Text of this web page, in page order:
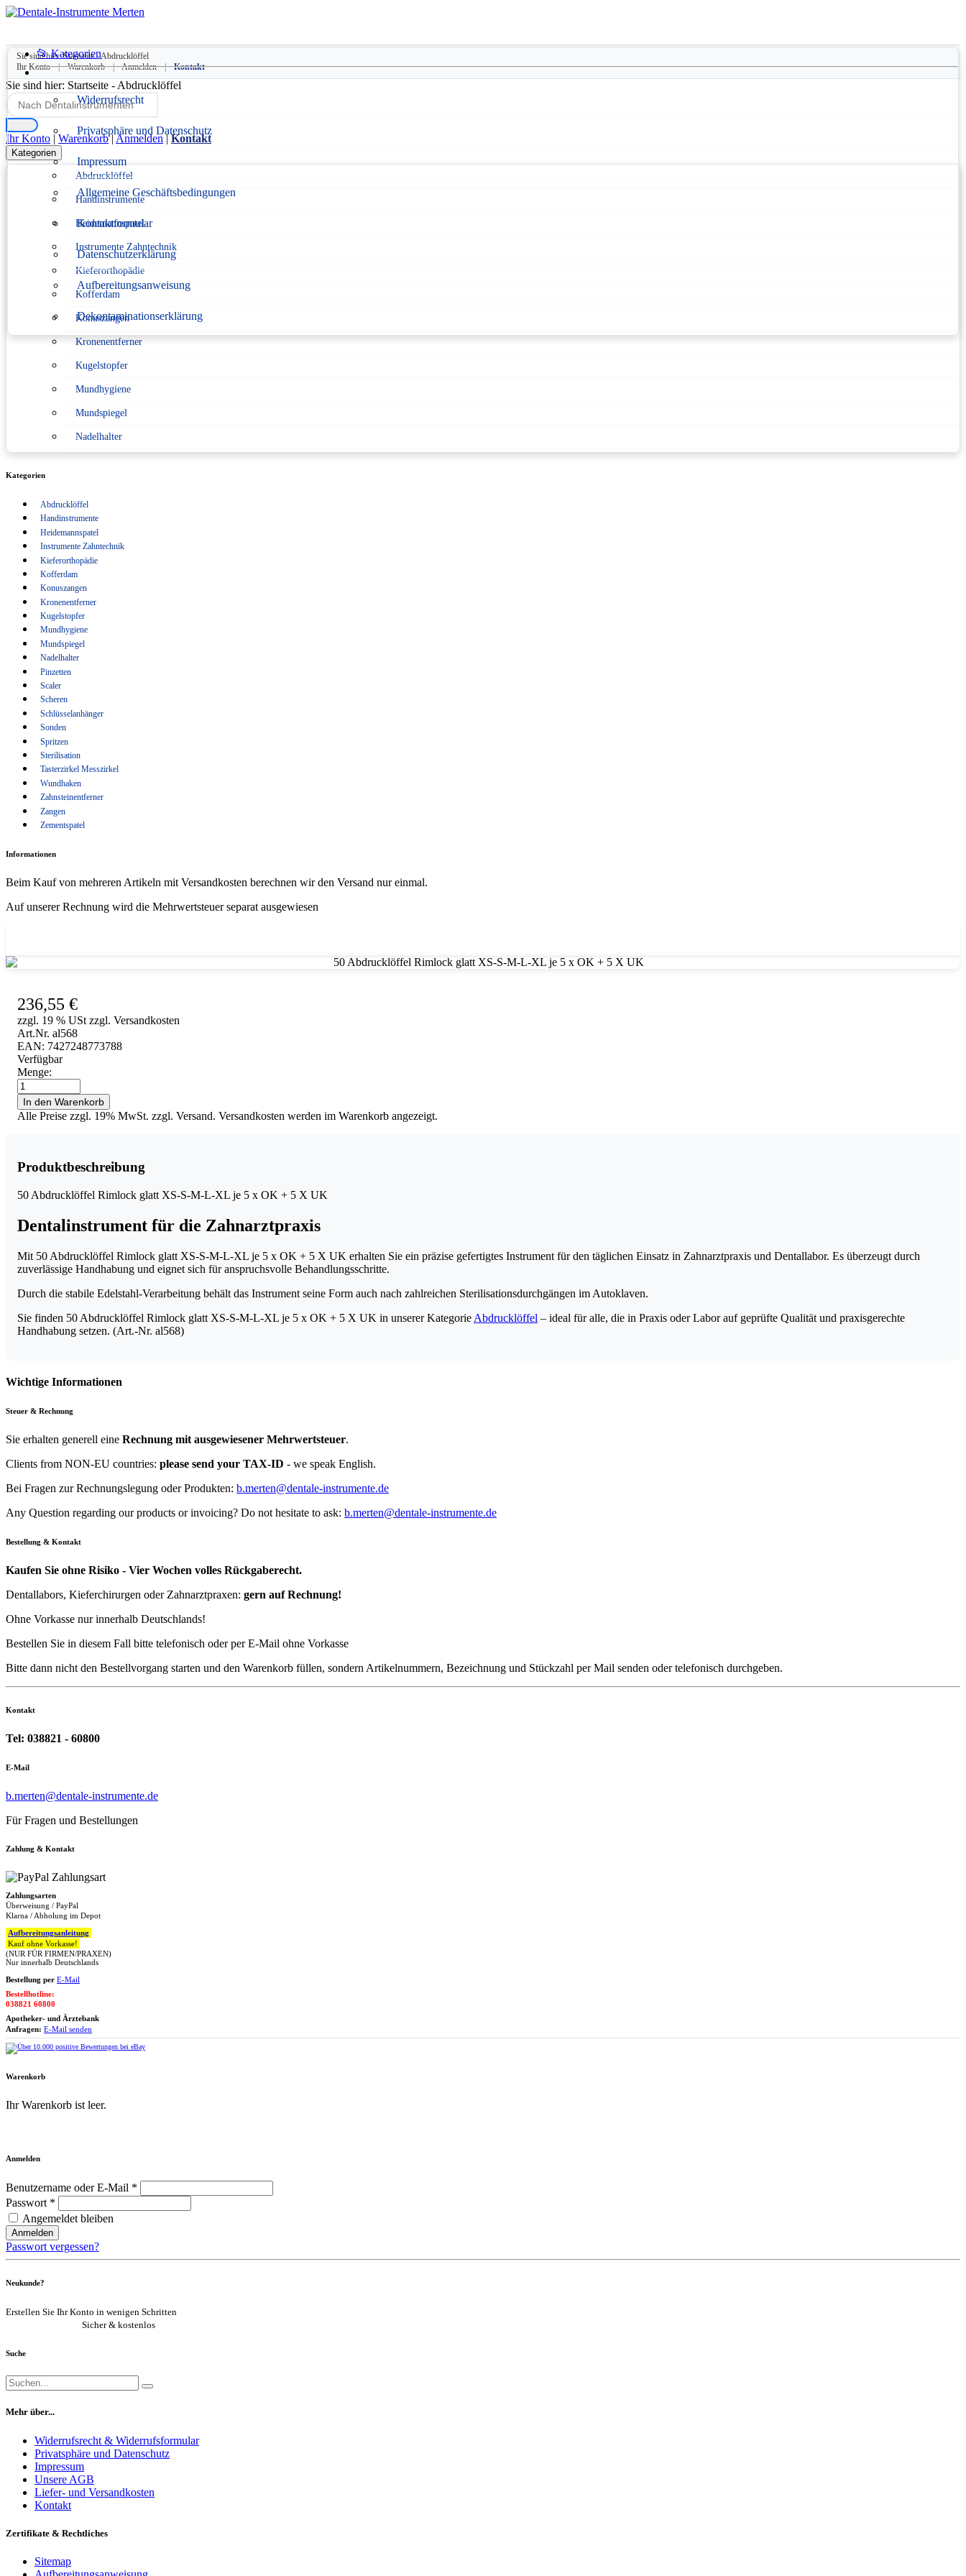
📂 Kategorien
Widerrufsrecht
Privatsphäre und Datenschutz
Impressum
Allgemeine Geschäftsbedingungen
Kontaktformular
Datenschutzerklärung
Aufbereitungsanweisung
Dekontaminationserklärung
Konformitätserklärung nach Medizinprodukterecht
Verpackungsverordnung
Sie sind hier:Startseite -Abdrucklöffel
Ihr Konto
| Warenkorb | Anmelden | Kontakt
Sie sind hier: Startseite - Abdrucklöffel
Ihr Konto | Warenkorb | Anmelden | Kontakt
Kategorien
Abdrucklöffel
Handinstrumente
Heidemannspatel
Instrumente Zahntechnik
Kieferorthopädie
Kofferdam
Konuszangen
Kronenentferner
Kugelstopfer
Mundhygiene
Mundspiegel
Nadelhalter
Scheren
Schlüsselanhänger
Sonden
Spritzen
Sterilisation
Tasterzirkel Messzirkel
Wundhaken
Zementspatel
Kategorien
Abdrucklöffel
Handinstrumente
Heidemannspatel
Instrumente Zahntechnik
Kieferorthopädie
Kofferdam
Konuszangen
Kronenentferner
Kugelstopfer
Mundhygiene
Mundspiegel
Nadelhalter
Pinzetten
Scaler
Scheren
Schlüsselanhänger
Sonden
Spritzen
Sterilisation
Tasterzirkel Messzirkel
Wundhaken
Zahnsteinentferner
Zangen
Zementspatel
Informationen
Beim Kauf von mehreren Artikeln mit Versandkosten berechnen wir den Versand nur einmal.
Auf unserer Rechnung wird die Mehrwertsteuer separat ausgewiesen
236,55 €
zzgl. 19 % USt zzgl. Versandkosten
Art.Nr. al568
EAN: 7427248773788
Verfügbar
Menge:
50
Abdrucklöffel
Rimlock
glatt
M-
L-
je
+
5
UK
In den Warenkorb
Alle Preise zzgl. 19% MwSt. zzgl. Versand. Versandkosten werden im Warenkorb angezeigt.
Produktbeschreibung
50 Abdrucklöffel Rimlock glatt XS-S-M-L-XL je 5 x OK + 5 X UK
Dentalinstrument für die Zahnarztpraxis
Mit 50 Abdrucklöffel Rimlock glatt XS-S-M-L-XL je 5 x OK + 5 X UK erhalten Sie ein präzise gefertigtes Instrument für den täglichen Einsatz in Zahnarztpraxis und Dentallabor. Es überzeugt durch
zuverlässige Handhabung und eignet sich für anspruchsvolle Behandlungsschritte.
Durch die stabile Edelstahl-Verarbeitung behält das Instrument seine Form auch nach zahlreichen Sterilisationsdurchgängen im Autoklaven.
Sie finden 50 Abdrucklöffel Rimlock glatt XS-S-M-L-XL je 5 x OK + 5 X UK in unserer Kategorie Abdrucklöffel – ideal für alle, die in Praxis oder Labor auf geprüfte Qualität und praxisgerechte
Handhabung setzen. (Art.-Nr. al568)
Wichtige Informationen
Steuer & Rechnung
Sie erhalten generell eine Rechnung mit ausgewiesener Mehrwertsteuer.
Clients from NON-EU countries: please send your TAX-ID - we speak English.
Bei Fragen zur Rechnungslegung oder Produkten: b.merten@dentale-instrumente.de
Any Question regarding our products or invoicing? Do not hesitate to ask: b.merten@dentale-instrumente.de
Bestellung & Kontakt
Kaufen Sie ohne Risiko - Vier Wochen volles Rückgaberecht.
Dentallabors, Kieferchirurgen oder Zahnarztpraxen: gern auf Rechnung!
Ohne Vorkasse nur innerhalb Deutschlands!
Bestellen Sie in diesem Fall bitte telefonisch oder per E-Mail ohne Vorkasse
Bitte dann nicht den Bestellvorgang starten und den Warenkorb füllen, sondern Artikelnummern, Bezeichnung und Stückzahl per Mail senden oder telefonisch durchgeben.
Kontakt
Tel: 038821 - 60800
E-Mail
b.merten@dentale-instrumente.de
Für Fragen und Bestellungen
Zahlung & Kontakt
Zahlungsarten
Überweisung / PayPal
Klarna / Abholung im Depot
Aufbereitungsanleitung
Kauf ohne Vorkasse!
(NUR FÜR FIRMEN/PRAXEN)
Nur innerhalb Deutschlands
Bestellung per E-Mail
Bestellhotline:
038821 60800
Apotheker- und Ärztebank
Anfragen: E-Mail senden
Warenkorb
Ihr Warenkorb ist leer.
Anmelden
Benutzername oder E-Mail *
Passwort *
Angemeldet bleiben
Anmelden
Passwort vergessen?
Neukunde?
Erstellen Sie Ihr Konto in wenigen Schritten
Sicher & kostenlos
Suche
Mehr über...
Widerrufsrecht & Widerrufsformular
Privatsphäre und Datenschutz
Impressum
Unsere AGB
Liefer- und Versandkosten
Kontakt
Zertifikate & Rechtliches
Sitemap